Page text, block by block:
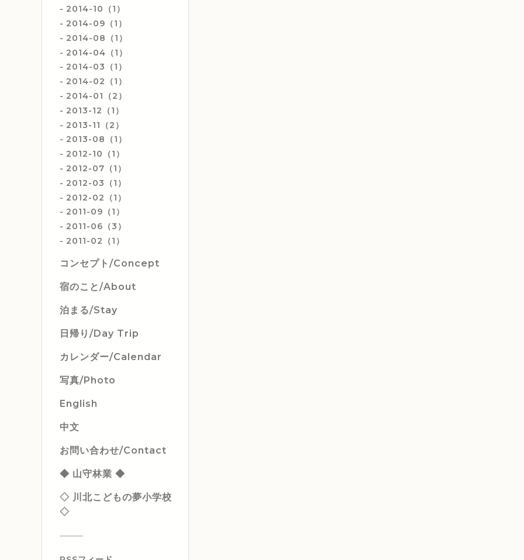
2014-10（1）
2014-09（1）
2014-08（1）
2014-04（1）
2014-03（1）
2014-02（1）
2014-01（2）
2013-12（1）
2013-11（2）
2013-08（1）
2012-10（1）
2012-07（1）
2012-03（1）
2012-02（1）
2011-09（1）
2011-06（3）
2011-02（1）
コンセプト/Concept
宿のこと/About
泊まる/Stay
日帰り/Day Trip
カレンダー/Calendar
写真/Photo
English
中文
お問い合わせ/Contact
◆ 山守林業 ◆
◇ 川北こどもの夢小学校
◇